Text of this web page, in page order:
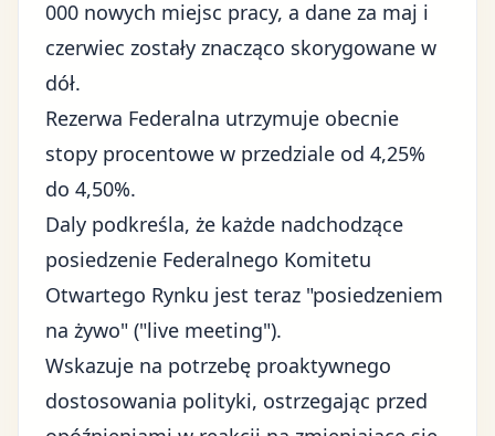
000 nowych miejsc pracy, a dane za maj i
czerwiec zostały znacząco skorygowane w
dół.
Rezerwa Federalna utrzymuje obecnie
stopy procentowe w przedziale od 4,25%
do 4,50%.
Daly podkreśla, że każde nadchodzące
posiedzenie Federalnego Komitetu
Otwartego Rynku jest teraz "posiedzeniem
na żywo" ("live meeting").
Wskazuje na potrzebę proaktywnego
dostosowania polityki, ostrzegając przed